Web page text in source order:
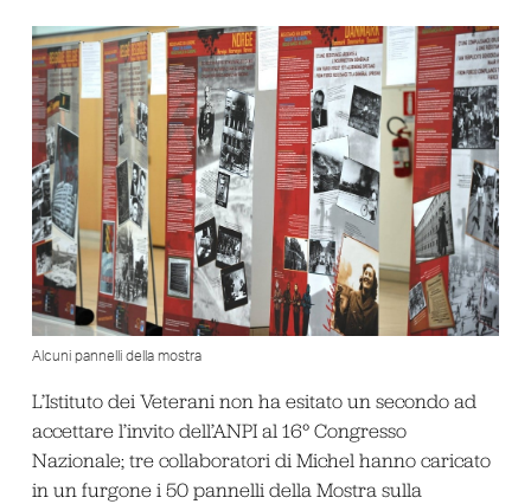
Alcuni pannelli della mostra
L’Istituto dei Veterani non ha esitato un secondo ad
accettare l’invito dell’ANPI al 16° Congresso
Nazionale; tre collaboratori di Michel hanno caricato
in un furgone i 50 pannelli della Mostra sulla